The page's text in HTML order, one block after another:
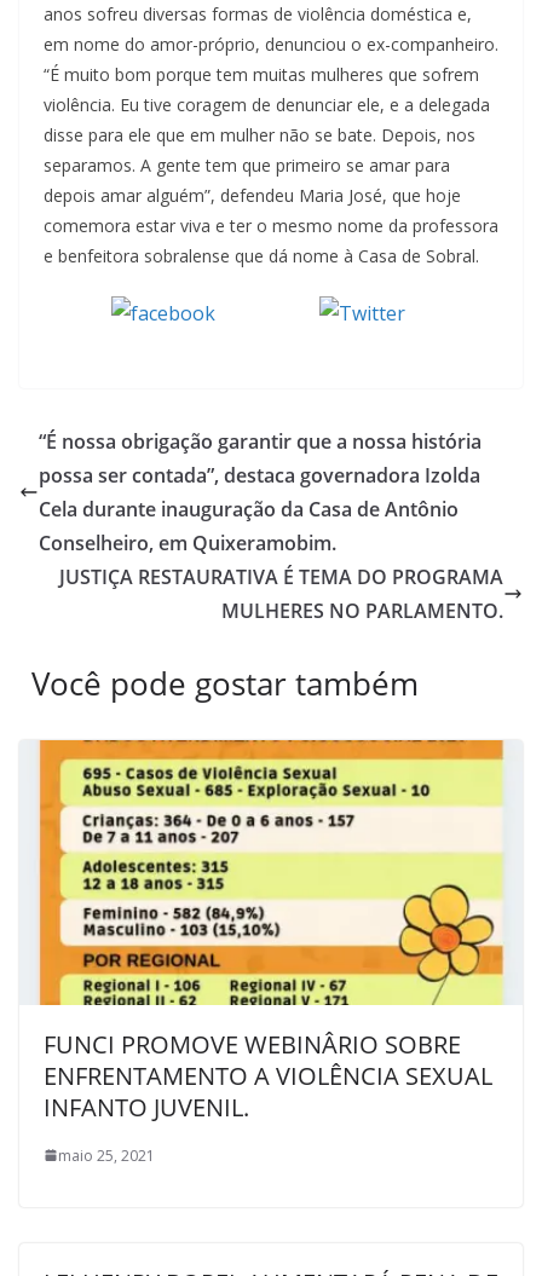
anos sofreu diversas formas de violência doméstica e,
em nome do amor-próprio, denunciou o ex-companheiro.
“É muito bom porque tem muitas mulheres que sofrem
violência. Eu tive coragem de denunciar ele, e a delegada
disse para ele que em mulher não se bate. Depois, nos
separamos. A gente tem que primeiro se amar para
depois amar alguém”, defendeu Maria José, que hoje
comemora estar viva e ter o mesmo nome da professora
e benfeitora sobralense que dá nome à Casa de Sobral.
“É nossa obrigação garantir que a nossa história
possa ser contada”, destaca governadora Izolda
Cela durante inauguração da Casa de Antônio
Conselheiro, em Quixeramobim.
JUSTIÇA RESTAURATIVA É TEMA DO PROGRAMA
MULHERES NO PARLAMENTO.
Você pode gostar também
FUNCI PROMOVE WEBINÂRIO SOBRE
ENFRENTAMENTO A VIOLÊNCIA SEXUAL
INFANTO JUVENIL.
maio 25, 2021